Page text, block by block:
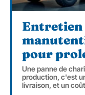
Entretien
pour
Une panne de
production, c'est
livraison, et un